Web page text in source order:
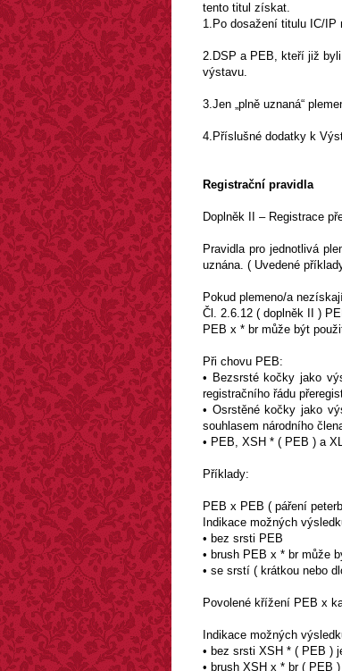
tento titul získat.
1.Po dosažení titulu IC/
2.DSP a PEB, kteří již
výstavu.
3.Jen „plně uznaná“
4.Příslušné dodatky k
Registrační pravidla
Doplněk II – Registrace
Pravidla pro jednotlivá
uznána. ( Uvedené
Pokud plemeno/a
Čl. 2.6.12 ( doplněk II )
PEB x * br může být
Při chovu PEB:
• Bezsrsté kočky jako
registračního řádu
• Osrstěné kočky jako
souhlasem národního
• PEB, XSH * ( PEB ) a
Příklady:
PEB x PEB ( páření
Indikace možných
• bez srsti PEB
• brush PEB x * br může
• se srstí ( krátkou nebo
Povolené křížení PEB x
Indikace možných
• bez srsti XSH * ( PEB )
• brush XSH x * br ( PEB